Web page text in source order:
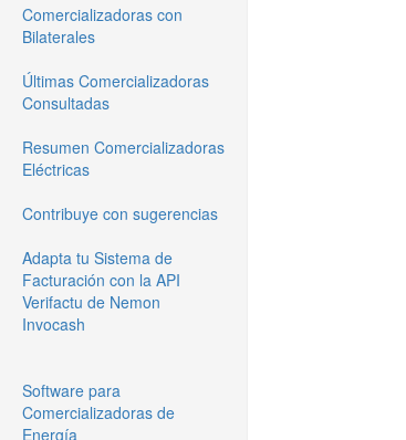
Comercializadoras con
Bilaterales
Últimas Comercializadoras
Consultadas
Resumen Comercializadoras
Eléctricas
Contribuye con sugerencias
Adapta tu Sistema de
Facturación con la API
Verifactu de Nemon
Invocash
Software para
Comercializadoras de
Energía